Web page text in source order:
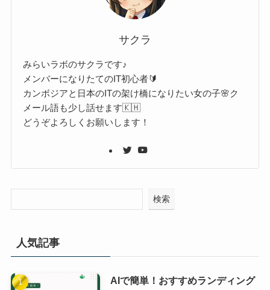
サクラ
みらいラボのサクラです♪
メンバーになりたてのIT初心者🔰
カンボジアと日本のITの架け橋になりたい女の子🌸ク
メール語も少し話せます🇰🇭
どうぞよろしくお願いします！
検索
人気記事
AIで簡単！おすすめランディング